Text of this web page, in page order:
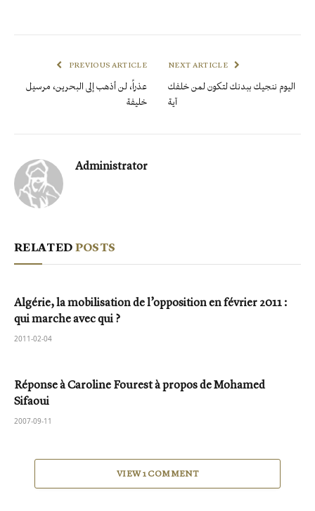
PREVIOUS ARTICLE
عذراً، لن أذهب إلى البحرين، مرسيل
خليفة
NEXT ARTICLE
اليوم ننجيك ببدنك لتكون لمن خلفك
آية
Administrator
RELATEDPOSTS
Algérie, la mobilisation de l’opposition en février 2011 :
qui marche avec qui ?
2011-02-04
Réponse à Caroline Fourest à propos de Mohamed
Sifaoui
2007-09-11
VIEW 1 COMMENT